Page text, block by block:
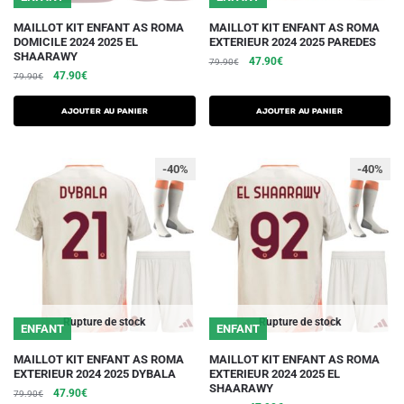
produit
produit
MAILLOT KIT ENFANT AS ROMA
DOMICILE 2024 2025 EL
SHAARAWY
79.90€
Le
initial
était :
47.90€Le
actuel
est :
AJOUTER AU PANIER
Ce
produit
a
plusieurs
variations.
peuvent
être
choisies
sur
produit
MAILLOT KIT ENFANT AS ROMA
EXTERIEUR 2024 2025 PAREDES
79.90€
Le
initial
était :
79.90€.
47.90€Le
actuel
est :
47.90€.
AJOUTER AU PANIER
Ce
produit
a
plusieurs
variations.
peuvent
être
choisies
sur
produit
Rupture de stock
ENFANT
-40%
MAILLOT KIT ENFANT AS ROMA
EXTERIEUR 2024 2025 DYBALA
79.90€
Le
47.90€Le
Ce
produit
Rupture de stock
ENFANT
-40%
MAILLOT KIT ENFANT AS ROMA
EXTERIEUR 2024 2025 EL
SHAARAWY
Ce
produit